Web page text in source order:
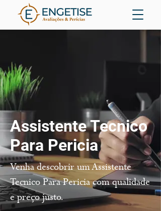
Assistente Tecnico
Para Pericia
Venha descobrir um Assistente
Tecnico Para Pericia com qualidade
e preço justo.